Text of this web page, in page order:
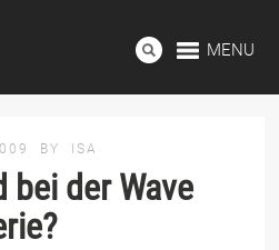
MENU
BY ISA
bei der Wave